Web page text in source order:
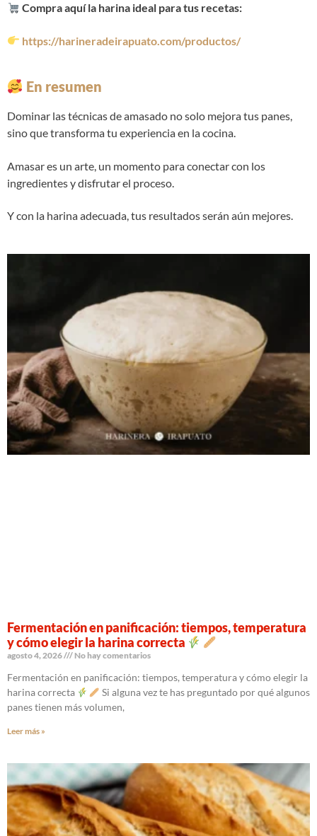
Compra aquí la harina ideal para tus recetas:
https://harineradeirapuato.com/productos/
En resumen
Dominar las técnicas de amasado no solo mejora tus panes,
sino que transforma tu experiencia en la cocina.
Amasar es un arte, un momento para conectar con los
ingredientes y disfrutar el proceso.
Y con la harina adecuada, tus resultados serán aún mejores.
Fermentación en panificación: tiempos, temperatura
y cómo elegir la harina correcta
agosto 4, 2026 No hay comentarios
Fermentación en panificación: tiempos, temperatura y cómo elegir la
harina correcta
Si alguna vez te has preguntado por qué algunos
panes tienen más volumen,
Leer más »